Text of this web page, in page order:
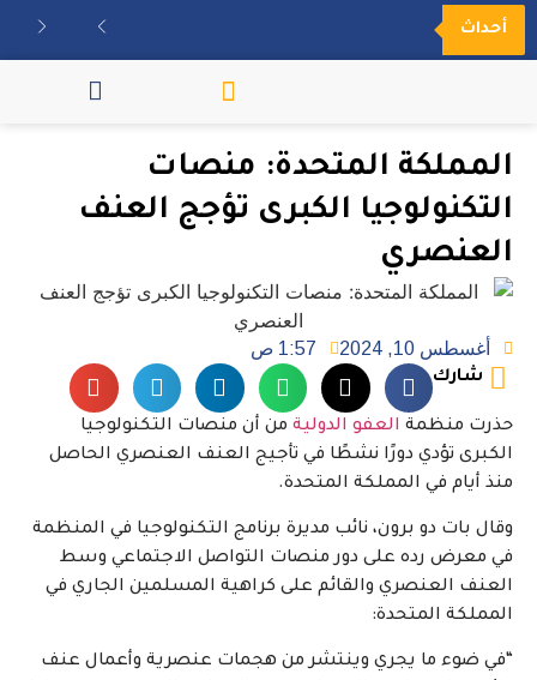
أحداث
المملكة المتحدة: منصات
التكنولوجيا الكبرى تؤجج العنف
العنصري
أغسطس 10, 2024 1:57 ص
شارك
حذرت منظمة العفو الدولية من أن منصات التكنولوجيا
الكبرى تؤدي دورًا نشطًا في تأجيج العنف العنصري الحاصل
منذ أيام في المملكة المتحدة.
وقال بات دو برون، نائب مديرة برنامج التكنولوجيا في المنظمة
في معرض رده على دور منصات التواصل الاجتماعي وسط
العنف العنصري والقائم على كراهية المسلمين الجاري في
المملكة المتحدة:
“في ضوء ما يجري وينتشر من هجمات عنصرية وأعمال عنف